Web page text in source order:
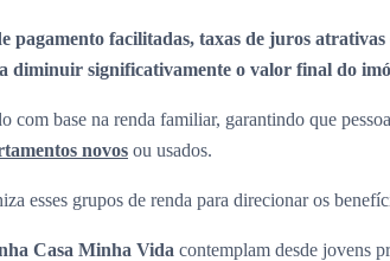
pagamento facilitadas, taxas de juros
diminuir significativamente o valor final do
com base na renda familiar, garantindo que
novos ou usados.
esses grupos de renda para direcionar os
Casa Minha Vida contemplam desde jovens